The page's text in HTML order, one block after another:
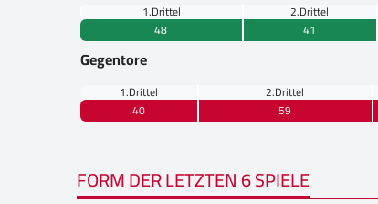
1.Drittel 2.Drittel
48
41
Gegentore
1.Drittel 2.Drittel
40
59
FORM DER LETZTEN 6 SPIELE